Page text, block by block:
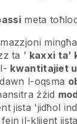
meta
ta ’ kaxxi ta’
kwantitajiet
l-oqsma
żżid
jista 'jidħol
fejn il-klijent